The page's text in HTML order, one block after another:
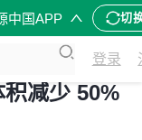
中国APP 切
登录
减少 50%